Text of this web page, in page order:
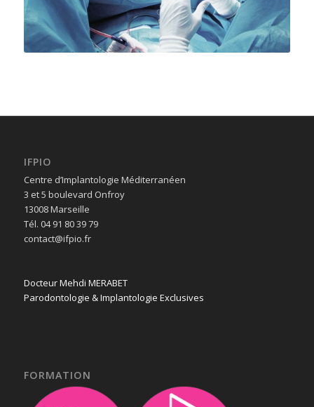
IFPIO
Centre d’Implantologie Méditerranéen
3 et 5 boulevard Onfroy
13008 Marseille
Tél. 04 91 80 39 79
contact@ifpio.fr
Docteur Mehdi MERABET
Parodontologie & Implantologie Exclusives
FORMATION